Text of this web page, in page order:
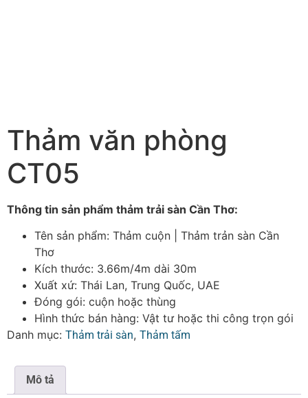
Thảm văn phòng
CT05
Thông tin sản phẩm thảm trải sàn Cần Thơ:
Tên sản phẩm: Thảm cuộn | Thảm trản sàn Cần
Thơ
Kích thước: 3.66m/4m dài 30m
Xuất xứ: Thái Lan, Trung Quốc, UAE
Đóng gói: cuộn hoặc thùng
Hình thức bán hàng: Vật tư hoặc thi công trọn gói
Danh mục: Thảm trải sàn, Thảm tấm
Mô tả